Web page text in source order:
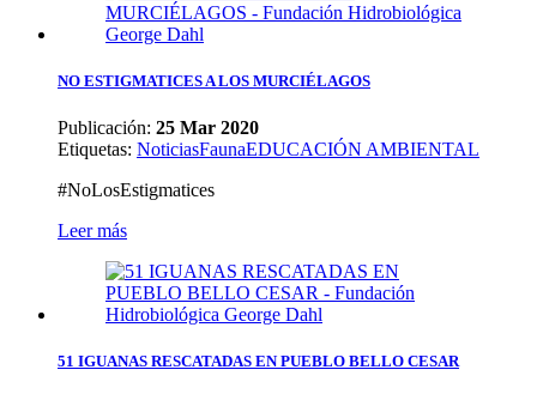
NO ESTIGMATICES A LOS MURCIÉLAGOS
Publicación: 25 Mar 2020
Etiquetas: NoticiasFaunaEDUCACIÓN AMBIENTAL
#NoLosEstigmatices
Leer más
51 IGUANAS RESCATADAS EN PUEBLO BELLO CESAR